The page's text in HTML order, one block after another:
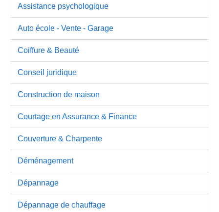
Assistance psychologique
Auto école - Vente - Garage
Coiffure & Beauté
Conseil juridique
Construction de maison
Courtage en Assurance & Finance
Couverture & Charpente
Déménagement
Dépannage
Dépannage de chauffage